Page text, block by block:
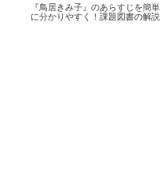
『鳥居きみ子』のあらすじを簡単
に分かりやすく！課題図書の解説